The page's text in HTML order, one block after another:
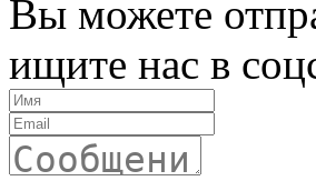
Вы можете
ищите нас в